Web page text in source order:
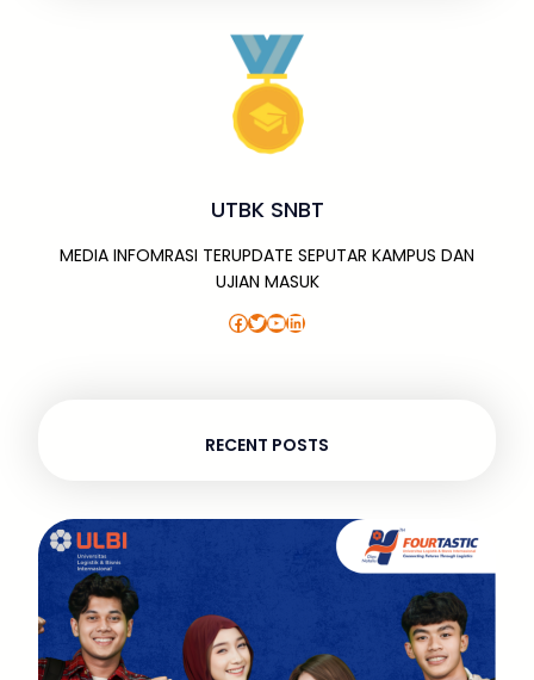
UTBK SNBT
MEDIA INFOMRASI TERUPDATE SEPUTAR KAMPUS DAN
UJIAN MASUK
Facebook Twitter YouTube LinkedIn
RECENT POSTS